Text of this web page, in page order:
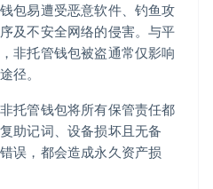
包易遭受恶意软件、钓鱼攻
及不安全网络的侵害。与平
非托管钱包被盗通常仅影响
径。
非托管钱包将所有保管责任都
助记词、设备损坏且无备
误，都会造成永久资产损